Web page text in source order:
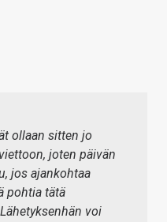
ollaan sitten jo
joten päivän
jos ajankohtaa
pohtia tätä
voi